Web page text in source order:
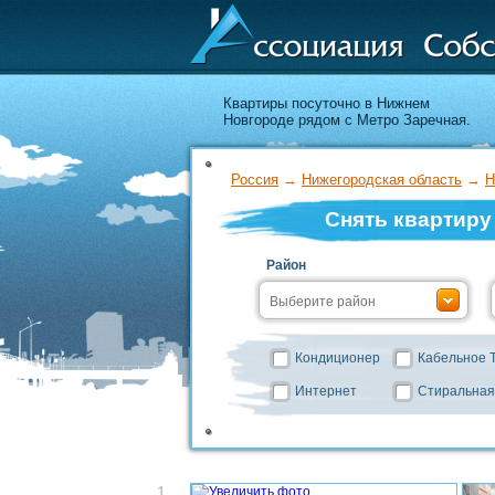
Квартиры посуточно в Нижнем
Новгороде рядом с Метро Заречная.
Россия → Нижегородская область →
Снять
Район
Кондиционер Кабельное
Интернет